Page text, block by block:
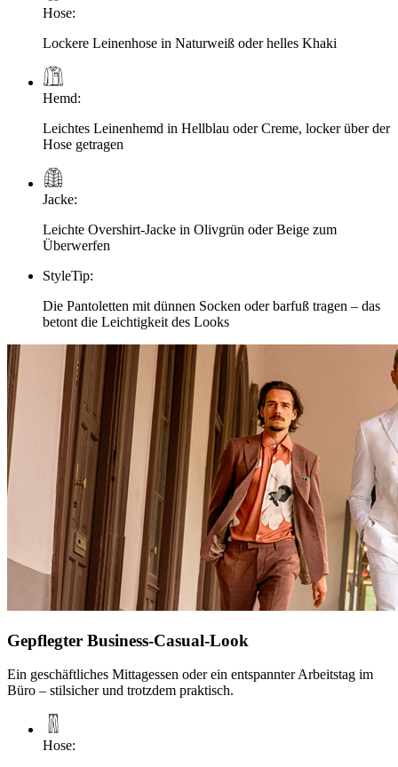
Hose:
Lockere Leinenhose in Naturweiß oder helles Khaki
Hemd:
Leichtes Leinenhemd in Hellblau oder Creme, locker über der
Hose getragen
Jacke:
Leichte Overshirt-Jacke in Olivgrün oder Beige zum
Überwerfen
StyleTip:
Die Pantoletten mit dünnen Socken oder barfuß tragen – das
betont die Leichtigkeit des Looks
Gepflegter Business-Casual-Look
Ein geschäftliches Mittagessen oder ein entspannter Arbeitstag im
Büro – stilsicher und trotzdem praktisch.
Hose: